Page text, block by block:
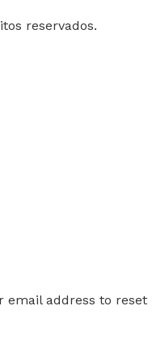
reservados.
email address to reset